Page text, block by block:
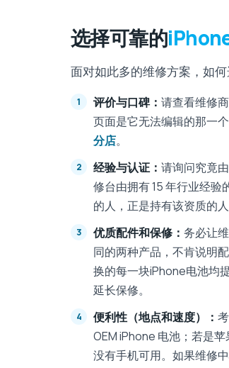
选择可靠的
面对如此多的维修方案，如
评价与口碑： 请查看维修
页面是它无法编辑的那一
分店。
经验与认证： 请询问究竟
修台由拥有 15 年行业经
的人，正是持有该资质的人
优质配件和保修： 务必让
同的两种产品，不肯说明
换的每一块iPhone电池均
延长保修。
便利性（地点和速度）：
OEM iPhone 电池；若是
没有手机可用。如果维修